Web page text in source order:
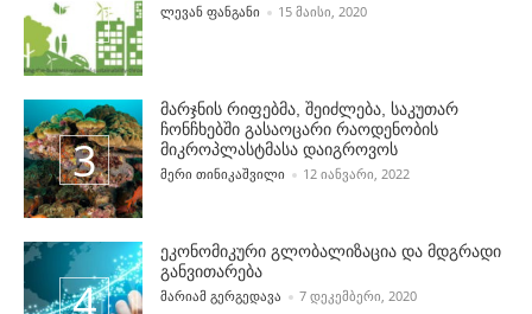
POSTED BY
ᲚᲔᲕᲐᲜ ᲤᲐᲜᲒᲐᲜᲘ 15 ᲛᲐᲘᲡᲘ, 2020
მარჯნის რიფებმა, შეიძლება, საკუთარ
ჩონჩხებში გასაოცარი რაოდენობის
მიკროპლასტმასა დაიგროვოს
POSTED BY
ᲛᲔᲠᲘ ᲗᲘᲜᲘᲙᲐᲨᲕᲘᲚᲘ 12 ᲘᲐᲜᲕᲐᲠᲘ, 2022
ეკონომიკური გლობალიზაცია და მდგრადი
განვითარება
POSTED BY
ᲛᲐᲠᲘᲐᲛ ᲒᲔᲠᲒᲔᲓᲐᲕᲐ 7 ᲓᲔᲙᲔᲛᲑᲔᲠᲘ, 2020